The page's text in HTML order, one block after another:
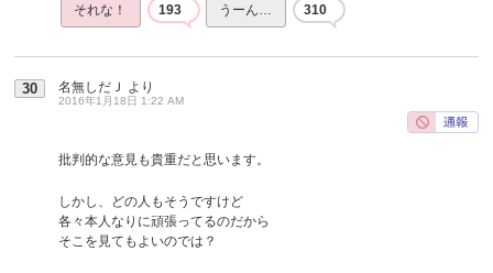
それな！ 193 うーん… 310
30 名無しだＪ より
2016年1月18日 1:22 AM
批判的な意見も貴重だと思います。
しかし、どの人もそうですけど
各々本人なりに頑張ってるのだから
そこを見てもよいのでは？